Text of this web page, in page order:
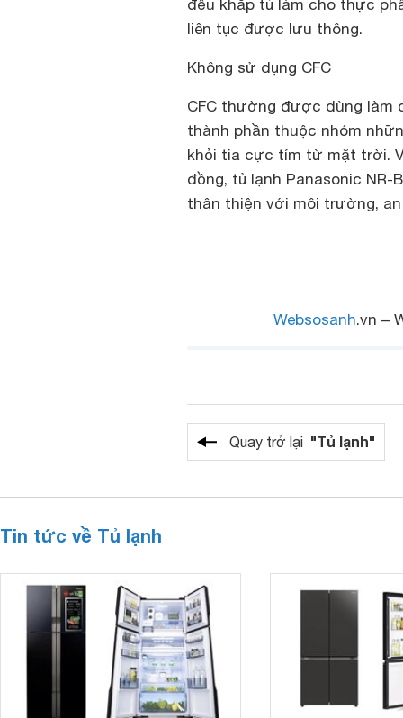
đều khắp tủ làm cho thực
liên tục được lưu thông.
Không sử dụng CFC
CFC thường được dùng làm
thành phần thuộc nhóm
khỏi tia cực tím từ mặt trời.
đồng, tủ lạnh Panasonic NR-
thân thiện với môi trường,
Websosanh.vn –
Quay trở lại "Tủ lạnh"
Tin tức về Tủ lạnh